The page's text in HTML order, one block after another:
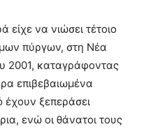
είχε να νιώσει τέτοιο
πύργων, στη Νέα
2001, καταγράφοντας
επιβεβαιωμένα
ξεπεράσει
ενώ οι θάνατοι τους